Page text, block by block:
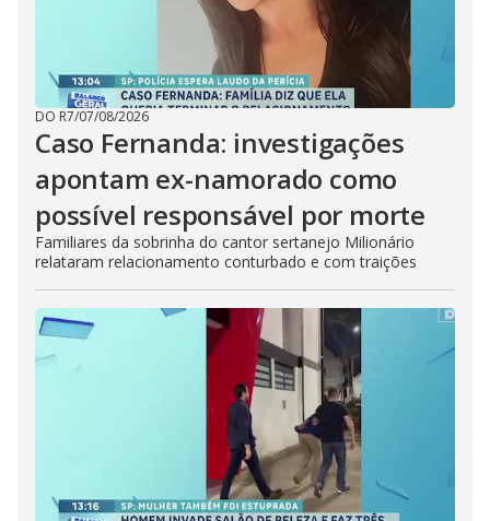
DO R7/07/08/2026
Caso Fernanda: investigações
apontam ex-namorado como
possível responsável por morte
Familiares da sobrinha do cantor sertanejo Milionário
relataram relacionamento conturbado e com traições